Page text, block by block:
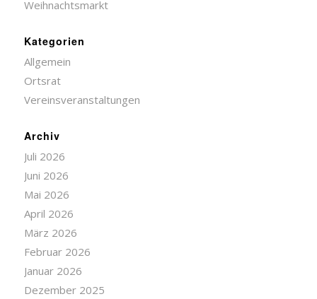
Weihnachtsmarkt
Kategorien
Allgemein
Ortsrat
Vereinsveranstaltungen
Archiv
Juli 2026
Juni 2026
Mai 2026
April 2026
März 2026
Februar 2026
Januar 2026
Dezember 2025